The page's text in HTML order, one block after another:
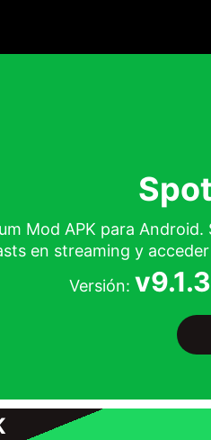
Mod APK para
en streaming y
Versión: